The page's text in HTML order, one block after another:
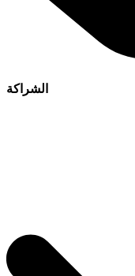
الشراكة